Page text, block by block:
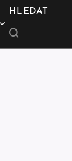
HLEDAT